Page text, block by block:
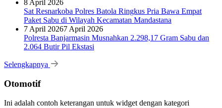
8 April 2026
Sat Resnarkoba Polres Batola Ringkus Pria Bawa Empat
Paket Sabu di Wilayah Kecamatan Mandastana
7 April 20267 April 2026
Polresta Banjarmasin Musnahkan 2.298,17 Gram Sabu dan
2.064 Butir Pil Ekstasi
Selengkapnya
Otomotif
Ini adalah contoh keterangan untuk widget dengan kategori